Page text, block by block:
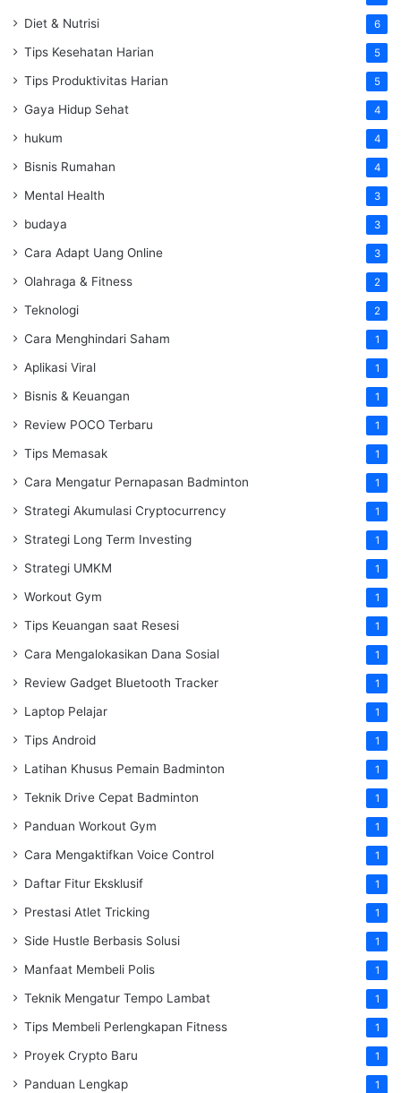
Diet & Nutrisi 6
Tips Kesehatan Harian 5
Tips Produktivitas Harian 5
Gaya Hidup Sehat 4
hukum 4
Bisnis Rumahan 4
Mental Health 3
budaya 3
Cara Adapt Uang Online 3
Olahraga & Fitness 2
Teknologi 2
Cara Menghindari Saham 1
Aplikasi Viral 1
Bisnis & Keuangan 1
Review POCO Terbaru 1
Tips Memasak 1
Cara Mengatur Pernapasan Badminton 1
Strategi Akumulasi Cryptocurrency 1
Strategi Long Term Investing 1
Strategi UMKM 1
Workout Gym 1
Tips Keuangan saat Resesi 1
Cara Mengalokasikan Dana Sosial 1
Review Gadget Bluetooth Tracker 1
Laptop Pelajar 1
Tips Android 1
Latihan Khusus Pemain Badminton 1
Teknik Drive Cepat Badminton 1
Panduan Workout Gym 1
Cara Mengaktifkan Voice Control 1
Daftar Fitur Eksklusif 1
Prestasi Atlet Tricking 1
Side Hustle Berbasis Solusi 1
Manfaat Membeli Polis 1
Teknik Mengatur Tempo Lambat 1
Tips Membeli Perlengkapan Fitness 1
Proyek Crypto Baru 1
Panduan Lengkap 1